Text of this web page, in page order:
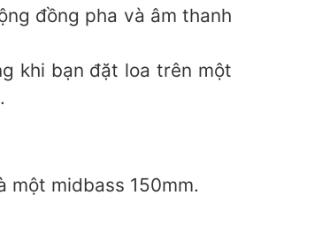
đồng pha và âm thanh
khi bạn đặt loa trên một
một midbass 150mm.